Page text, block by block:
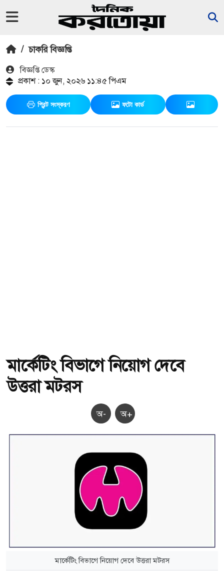
/ চাকরি বিজ্ঞপ্তি
বিজ্ঞপ্তি ডেস্ক
প্রকাশ : ১০ জুন, ২০২৬ ১১:৪৫ পিএম
প্রিন্ট সংস্করণ ফটো কার্ড
মার্কেটিং বিভাগে নিয়োগ দেবে
উত্তরা মটরস
অ- অ+
মার্কেটিং বিভাগে নিয়োগ দেবে উত্তরা মটরস